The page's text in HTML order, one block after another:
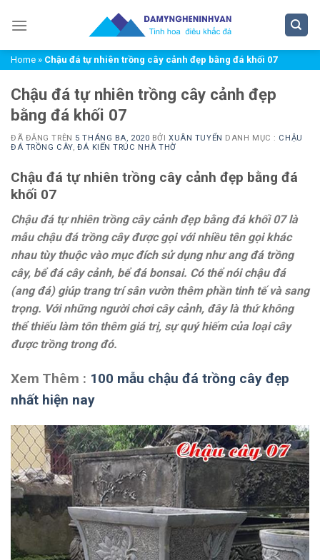
đến
dungHome » Chậu đá tự nhiên trồng cây cảnh đẹp bằng đá khối 07
Chậu đá tự nhiên trồng cây cảnh đẹp
bằng đá khối 07
ĐÃ ĐĂNG TRÊN 5 THÁNG BA, 2020 BỞIXUÂN TUYỂN DANH MỤC : CHẬU
ĐÁ TRỒNG CÂY, ĐÁ KIẾN TRÚC NHÀ THỜ
Chậu đá tự nhiên trồng cây cảnh đẹp bằng đá
khối 07
Chậu đá tự nhiên trồng cây cảnh đẹp bằng đá khối 07 là
mẫu chậu đá trồng cây được gọi với nhiều tên gọi khác
nhau tùy thuộc vào mục đích sử dụng như ang đá trồng
cây, bể đá cây cảnh, bể đá bonsai. Có thể nói chậu đá
(ang đá) giúp trang trí sân vườn thêm phần tinh tế và sang
trọng. Với những người chơi cây cảnh, đây là thứ không
thể thiếu làm tôn thêm giá trị, sự quý hiếm của loại cây
được trồng trong đó.
Xem Thêm : 100 mẫu chậu đá trồng cây đẹp
nhất hiện nay